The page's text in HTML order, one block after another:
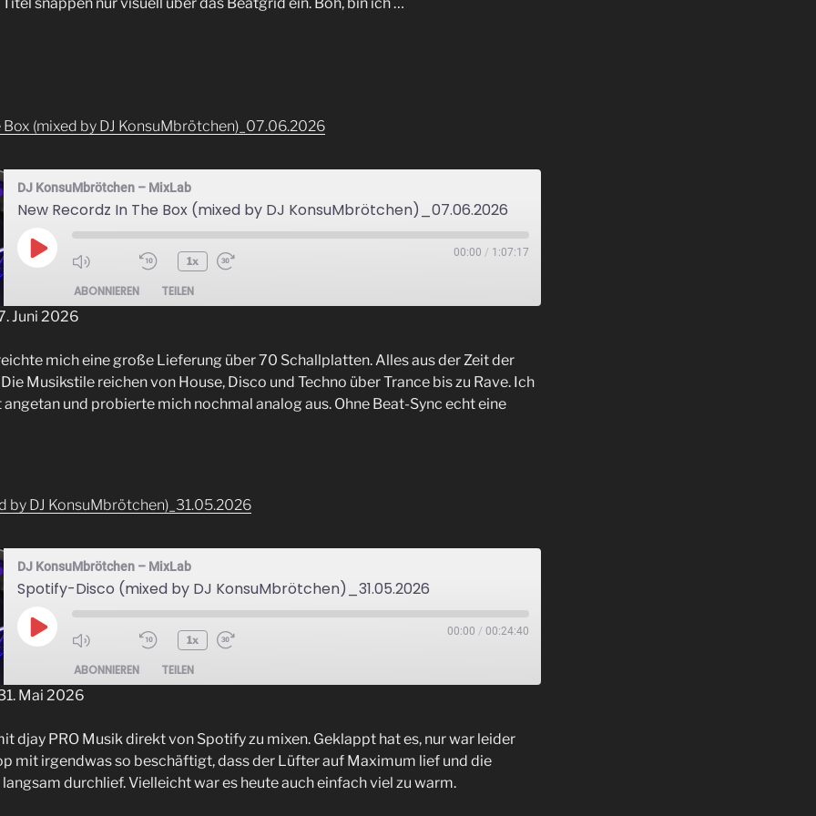
Box (mixed by DJ KonsuMbrötchen)_07.06.2026
DJ KonsuMbrötchen – MixLab
New Recordz In The Box (mixed by DJ KonsuMbrötchen)_07.06.2026
Play
1x
00:00 / 1:07:17
ABONNIEREN TEILEN
Juni 2026
mich eine große Lieferung über 70 Schallplatten. Alles aus der Zeit der
Musikstile reichen von House, Disco und Techno über Trance bis zu Rave. Ich
und probierte mich nochmal analog aus. Ohne Beat-Sync echt eine
by DJ KonsuMbrötchen)_31.05.2026
DJ KonsuMbrötchen – MixLab
Spotify-Disco (mixed by DJ KonsuMbrötchen)_31.05.2026
Play
1x
00:00 / 00:24:40
ABONNIEREN TEILEN
Mai 2026
djay PRO Musik direkt von Spotify zu mixen. Geklappt hat es, nur war leider
mit irgendwas so beschäftigt, dass der Lüfter auf Maximum lief und die
durchlief. Vielleicht war es heute auch einfach viel zu warm.